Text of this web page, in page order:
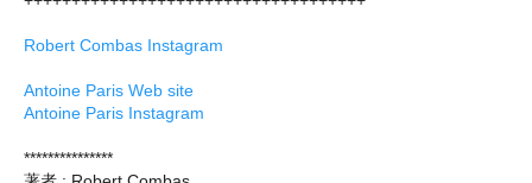
Robert Combas Instagram
Antoine Paris Web site
Antoine Paris Instagram
***************